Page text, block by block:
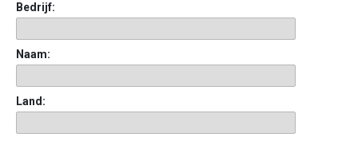
Bedrijf:
Naam:
Land: